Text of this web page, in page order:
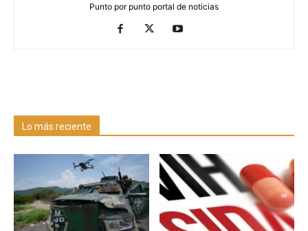
Punto por punto portal de noticias
Lo más reciente